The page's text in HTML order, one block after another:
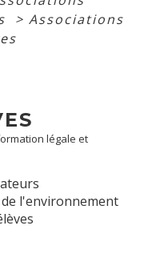
> Associations
légale et
l'environnement